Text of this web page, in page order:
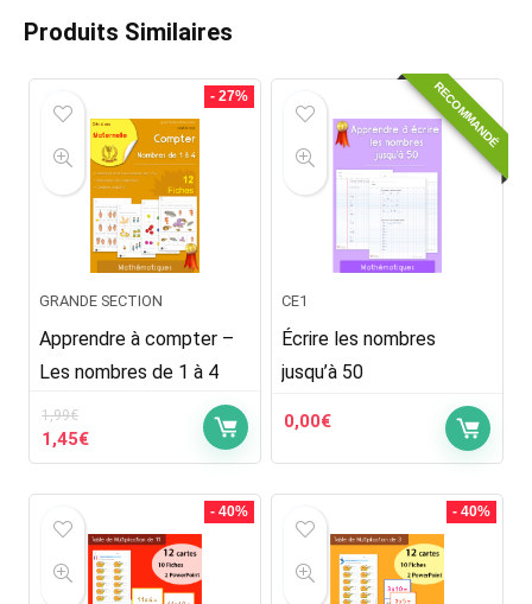
Produits Similaires
- 27%
GRANDE SECTION
Apprendre à compter –
Les nombres de 1 à 4
1,99€
Le
prix
1,99€.
1,45€Le
prix
1,45€.
RECOMMANDÉ
CE1
Écrire les nombres
jusqu’à 50
0,00€
- 40% - 40%